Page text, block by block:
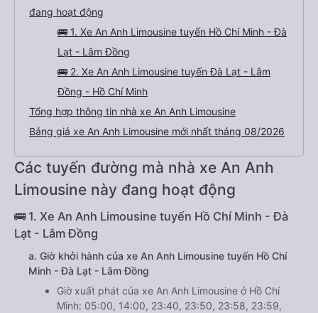
đang hoạt động
🚌 1. Xe An Anh Limousine tuyến Hồ Chí Minh - Đà
Lạt - Lâm Đồng
🚌 2. Xe An Anh Limousine tuyến Đà Lạt - Lâm
Đồng - Hồ Chí Minh
Tổng hợp thông tin nhà xe An Anh Limousine
Bảng giá xe An Anh Limousine mới nhất tháng 08/2026
Các tuyến đường mà nhà xe An Anh
Limousine này đang hoạt động
🚌 1. Xe An Anh Limousine tuyến Hồ Chí Minh - Đà
Lạt - Lâm Đồng
a. Giờ khởi hành của xe An Anh Limousine tuyến Hồ Chí
Minh - Đà Lạt - Lâm Đồng
Giờ xuất phát của xe An Anh Limousine ở Hồ Chí
Minh: 05:00, 14:00, 23:40, 23:50, 23:58, 23:59,